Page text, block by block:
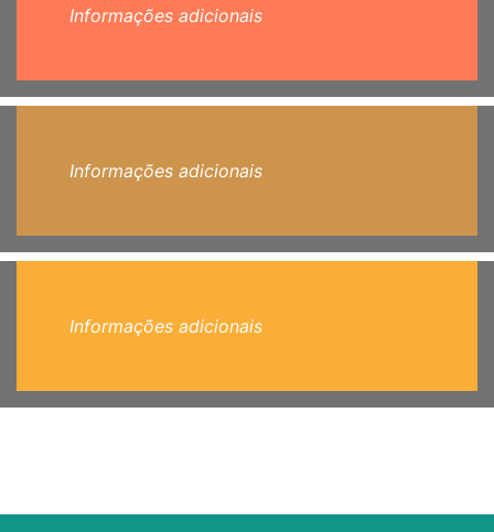
Informações adicionais
Informações adicionais
Informações adicionais